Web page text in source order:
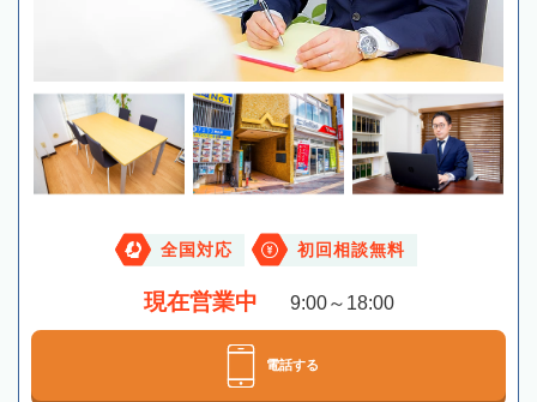
全国対応 初回相談無料
現在営業中 9:00～18:00
電話する